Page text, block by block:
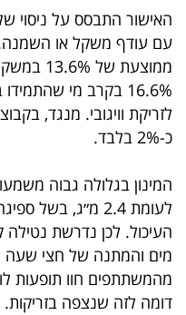
מינויים
רייטינג
רכב
בריאות
תרבות
ופנאי
תיירות
TOP-
ממוצעת
16.6% בקרב מי
לזריקת וויגובי. מנגד,
כ-2% בלבד.
לעומת 2.4 מ״ג,
העיכול. לכן נדרשת
מהמשתתפים חוו תופעות
דומה לזה שנצפה בזריקות.